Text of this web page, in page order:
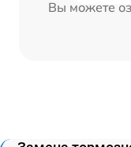
Вы можете